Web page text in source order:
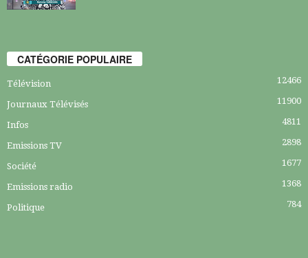
CATÉGORIE POPULAIRE
Télévision 12466
Journaux Télévisés 11900
Infos 4811
Emissions TV 2898
Société 1677
Emissions radio 1368
Politique 784